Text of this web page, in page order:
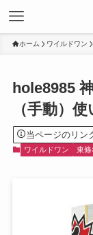
ホーム ワイルドワン
hole8985
（手動）
当ページのリン
ワイルドワン 東條